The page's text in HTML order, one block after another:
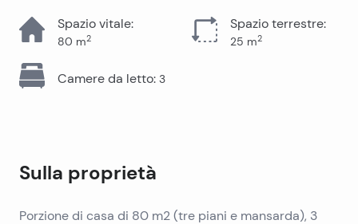
Spazio vitale:
80 m2
Spazio terrestre:
25 m2
Camere da letto: 3
Sulla proprietà
Porzione di casa di 80 m2 (tre piani e mansarda), 3